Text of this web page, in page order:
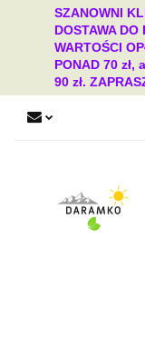
SZANOWNI
DOSTAWA
WARTOŚCI
PONAD 70 zł,
90 zł.